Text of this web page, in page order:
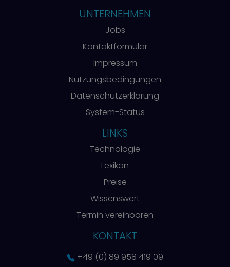
UNTERNEHMEN
Jobs
Kontaktformular
Impressum
Nutzungsbedingungen
Datenschutzerklärung
System-Status
LINKS
Technologie
Lexikon
Preise
Wissenswert
Termin vereinbaren
KONTAKT
+49 (0) 89 958 419 09